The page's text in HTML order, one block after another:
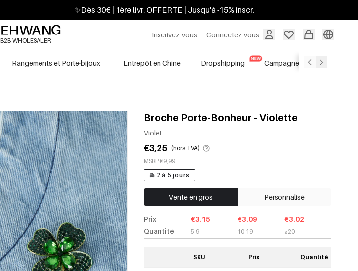
✨Dès 30€ | 1ère livr. OFFERTE | Jusqu'à -15% inscr.
Inscrivez-vous Connectez-vous
B2B WHOLESALER
Rangements et Porte-bijoux Entrepôt en Chine Dropshipping Campagnes Soldes
Broche Porte-Bonheur - Violette
Violet
€3,25 (hors TVA)
MSRP €9,99
2 à 5 jours
Vente en gros Personnalisé
Prix
Quantité
€3.15
5-9
€3.09
10-19
€3.02
≥20
SKU Prix Quantité